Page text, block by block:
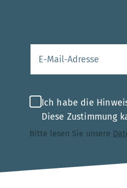
Ich habe die
Diese Zustimmung
Bitte lesen Sie unsere
Ihre E-Mail-